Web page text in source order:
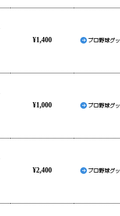
¥1,400
¥1,000
¥2,400